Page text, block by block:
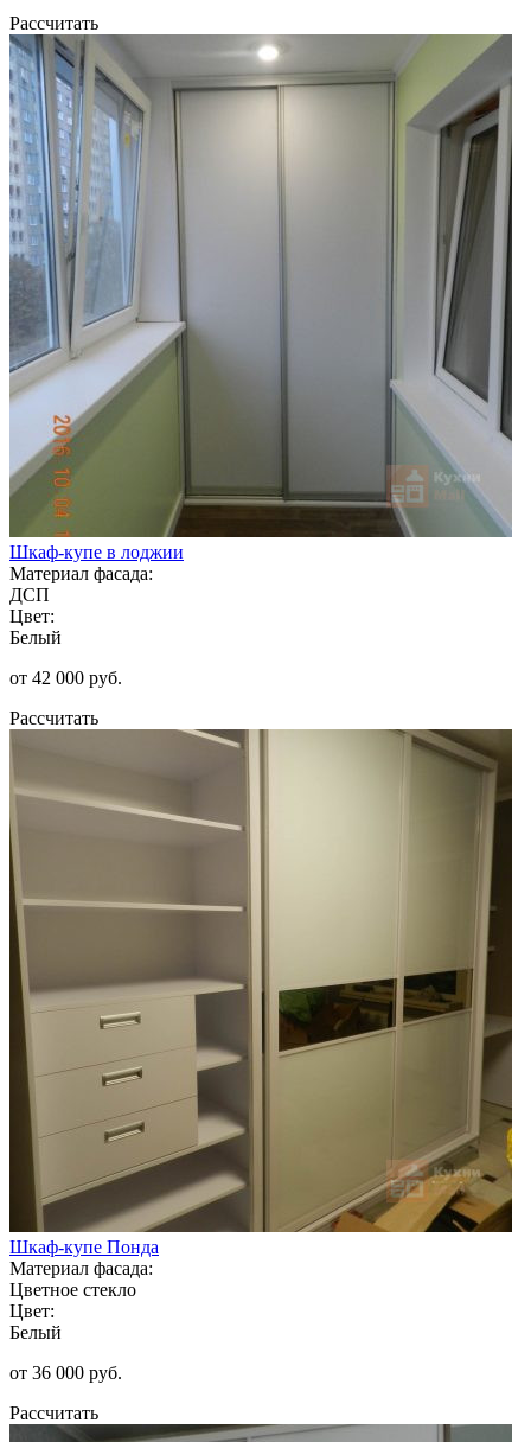
Рассчитать
Шкаф-купе в лоджии
Материал фасада:
ДСП
Цвет:
Белый
от 42 000 руб.
Рассчитать
Шкаф-купе Понда
Материал фасада:
Цветное стекло
Цвет:
Белый
от 36 000 руб.
Рассчитать